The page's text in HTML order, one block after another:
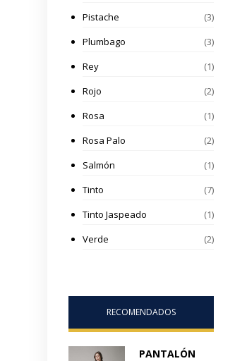
Pistache
(3)
Plumbago
(3)
Rey
(1)
Rojo
(2)
Rosa
(1)
Rosa Palo
(2)
Salmón
(1)
Tinto
(7)
Tinto Jaspeado
(1)
Verde
(2)
RECOMENDADOS
PANTALÓN